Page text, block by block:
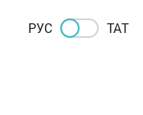
РУС ТАТ